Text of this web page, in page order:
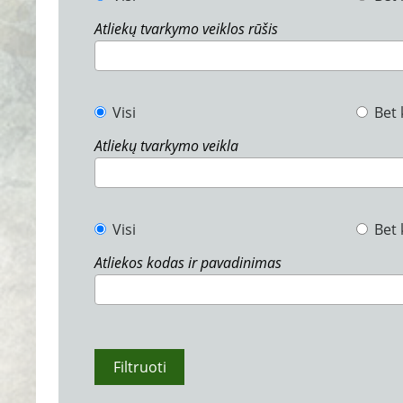
Atliekų tvarkymo veiklos rūšis
Visi
Bet
Atliekų tvarkymo veikla
Visi
Bet
Atliekos kodas ir pavadinimas
Filtruoti